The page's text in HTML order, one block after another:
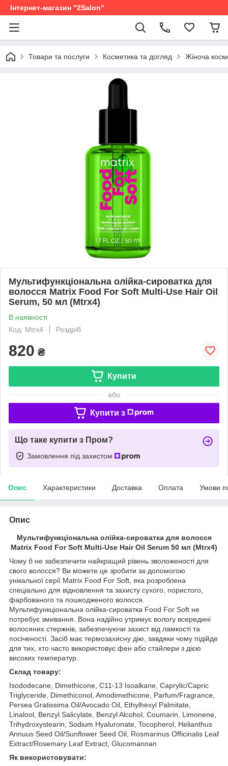
Інтернет-магазин "2Salon"
Товари та послуги Косметика та догляд Жіноча
Мультифункціональна олійка-сироватка для
волосся Matrix Food For Soft Multi-Use Hair Oil
Serum, 50 мл (Mtrx4)
В наявності
Код: Mtrx4
Роздріб
820 ₴
Купити
або
Купити з
Що таке купити з Пром?
Замовлення під захистом
Опис Характеристики Доставка Оплата Умови
Опис
Мультифункціональна олійка-сироватка для волосся
Matrix Food For Soft Multi-Use Hair Oil Serum 50 мл (Mtrx4)
Чому б не забезпечити найкращий рівень зволоженості для
свого волосся? Ви можете це зробити за допомогою
унікальної серії Matrix Food For Soft, яка розроблена
спеціально для відновлення та захисту сухого, пористого,
фарбованого та пошкодженого волосся.
Мультифункціональна олійка-сироватка Food For Soft не
потребує змивання. Вона надійно утримує вологу всередині
волосяних стержнів, забезпечуючи захист від ламкості та
посіченості. Засіб має термозахисну дію, завдяки чому підійде
для тих, хто часто використовує фен або стайлери з дією
високих температур.
Склад товару:
Isododecane, Dimethicone, C11-13 Isoalkane, Caprylic/Capric
Triglyceride, Dimethiconol, Amodimethicone, Parfum/Fragrance,
Persea Gratissima Oil/Avocado Oil, Ethylhexyl Palmitate,
Linalool, Benzyl Salicylate, Benzyl Alcohol, Coumarin, Limonene,
Trihydroxystearin, Sodium Hyaluronate, Tocopherol, Helianthus
Annuus Seed Oil/Sunflower Seed Oil, Rosmarinus Officinalis Leaf
Extract/Rosemary Leaf Extract, Glucomannan
Як використовувати: